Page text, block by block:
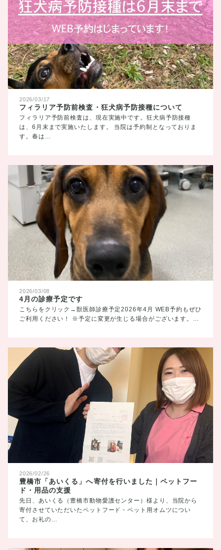
2026/03/17
フィラリア予防前検査・狂犬病予防接種について
フィラリア予防前検査は、現在実施中です。狂犬病予防接種
は、6月末まで実施いたします。 当院は予約制となっておりま
す。春は…
2026/03/08
4月の診療予定です
こちらをクリック→獣医師診療予定2026年4月 WEB予約もぜひ
ご利用ください！ ※予定に変更が生じる場合がございます。…
2026/02/26
豊橋市「あいくる」へ寄付を行いました｜ペットフー
ド・用品の支援
先日、あいくる（豊橋市動物愛護センター）様より、当院から
寄付させていただいたペットフード・ペット用オムツについ
て、お礼の…